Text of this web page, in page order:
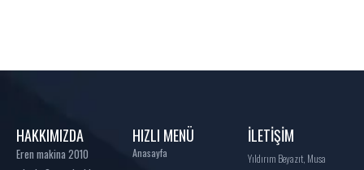
HAKKIMIZDA
Eren makina 2010
HIZLI MENÜ
Anasayfa
İLETİŞİM
Yıldırım Beyazıt, Musa